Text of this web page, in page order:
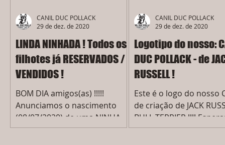
LINDA NINHADA ! Todos os
filhotes já RESERVADOS /
VENDIDOS !
BOM DIA amigos(as) !!!!!
Anunciamos o nascimento
(08/07/2020) de uma NINHADA
ESPETACULAR, no nosso canil
CANIL DUC POLLACK
29 de dez. de 2020
Logotipo do nosso:
DUC POLLACK - de
RUSSELL !
Este é o logo do nosso
de criação de JACK
BULL TERRIER !!!!
que gostem do nosso
CANIL DUC POLLACK
29 de dez. de 2020